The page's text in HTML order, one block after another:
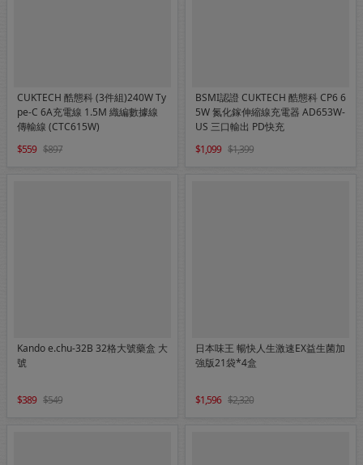
CUKTECH 酷態科 (3件組)240W Ty
pe-C 6A充電線 1.5M 織編數據線
傳輸線 (CTC615W)
559
897
BSMI認證 CUKTECH 酷態科 CP6 6
5W 氮化鎵伸縮線充電器 AD653W-
US 三口輸出 PD快充
1,099
1,399
Kando e.chu-32B 32格大號藥盒 大
號
389 549
日本味王 暢快人生激速EX益生菌加
強版21袋*4盒
1,596 2,320